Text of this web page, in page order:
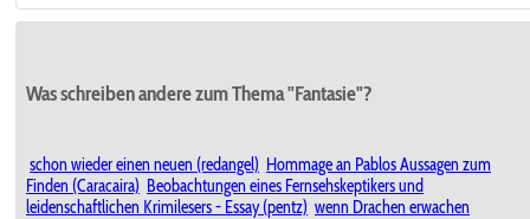
Was schreiben andere zum Thema "Fantasie"?
schon wieder einen neuen (redangel) Hommage an Pablos Aussagen zum
Finden (Caracaira) Beobachtungen eines Fernsehskeptikers und
leidenschaftlichen Krimilesers - Essay (pentz) wenn Drachen erwachen